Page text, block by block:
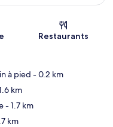
Restaurants
à pied - 0.2 km
km
- 1.7 km
km